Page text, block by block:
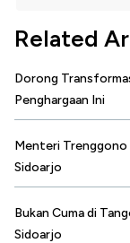
Related
Dorong
Penghargaan Ini
Menteri Trenggono
Sidoarjo
Bukan Cuma di
Sidoarjo